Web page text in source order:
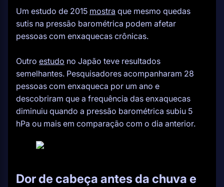
Um estudo de 2015 mostra que mesmo quedas
sutis na pressão barométrica podem afetar
pessoas com enxaquecas crônicas.
Outro estudo no Japão teve resultados
semelhantes. Pesquisadores acompanharam 28
pessoas com enxaqueca por um ano e
descobriram que a frequência das enxaquecas
diminuiu quando a pressão barométrica subiu 5
hPa ou mais em comparação com o dia anterior.
Dor de cabeça antes da chuva e